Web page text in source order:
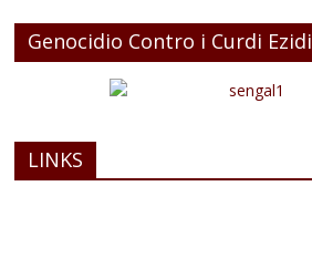
Genocidio Contro i Curdi Ezidi
LINKS